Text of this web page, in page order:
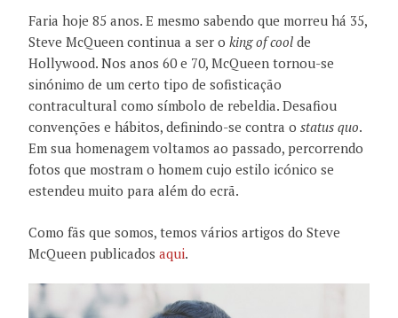
Faria hoje 85 anos. E mesmo sabendo que morreu há 35,
Steve McQueen continua a ser o king ofcool de
Hollywood. Nos anos 60 e 70, McQueen tornou-se
sinónimo de um certo tipo de sofisticação
contracultural como símbolo de rebeldia. Desafiou
convenções e hábitos, definindo-se contra o status quo.
Em sua homenagem voltamos ao passado, percorrendo
fotos que mostram o homem cujo estilo icónico se
estendeu muito para além do ecrã.
Como fãs que somos, temos vários artigos do Steve
McQueen publicados aqui.